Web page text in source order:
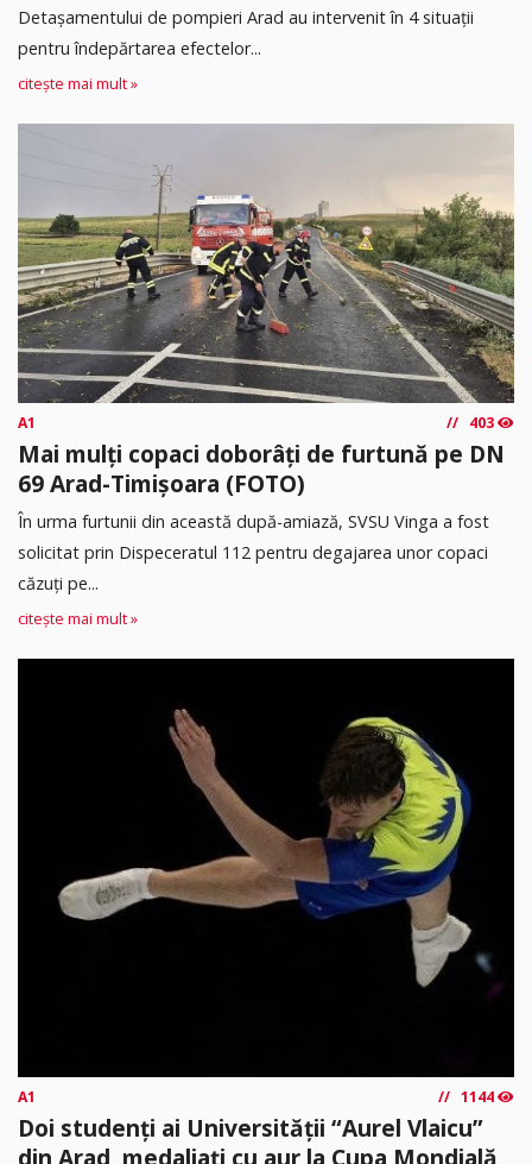
Detașamentului de pompieri Arad au intervenit în 4 situații
pentru îndepărtarea efectelor...
citește mai mult »
A1 403
Mai mulți copaci doborâți de furtună pe DN
69 Arad-Timișoara (FOTO)
În urma furtunii din această după-amiază, SVSU Vinga a fost
solicitat prin Dispeceratul 112 pentru degajarea unor copaci
căzuți pe...
citește mai mult »
A1 1144
Doi studenți ai Universității “Aurel Vlaicu”
din Arad, medaliați cu aur la Cupa Mondială